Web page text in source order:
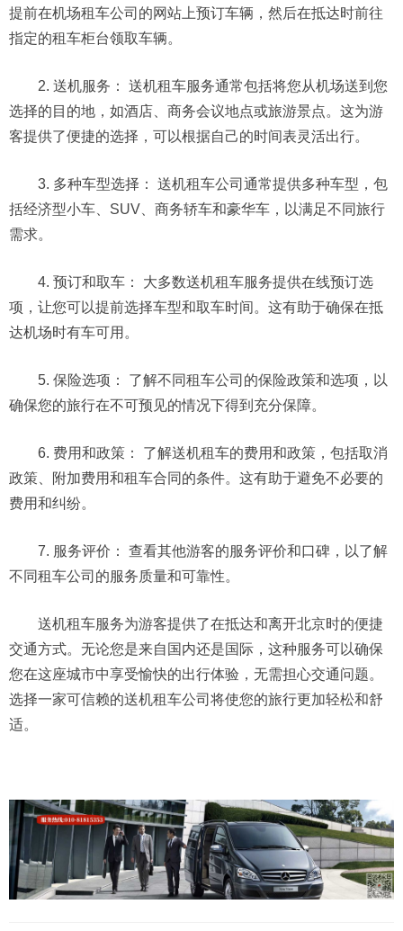
提前在机场租车公司的网站上预订车辆，然后在抵达时前往
指定的租车柜台领取车辆。
2. 送机服务： 送机租车服务通常包括将您从机场送到您
选择的目的地，如酒店、商务会议地点或旅游景点。这为游
客提供了便捷的选择，可以根据自己的时间表灵活出行。
3. 多种车型选择： 送机租车公司通常提供多种车型，包
括经济型小车、SUV、商务轿车和豪华车，以满足不同旅行
需求。
4. 预订和取车： 大多数送机租车服务提供在线预订选
项，让您可以提前选择车型和取车时间。这有助于确保在抵
达机场时有车可用。
5. 保险选项： 了解不同租车公司的保险政策和选项，以
确保您的旅行在不可预见的情况下得到充分保障。
6. 费用和政策： 了解送机租车的费用和政策，包括取消
政策、附加费用和租车合同的条件。这有助于避免不必要的
费用和纠纷。
7. 服务评价： 查看其他游客的服务评价和口碑，以了解
不同租车公司的服务质量和可靠性。
送机租车服务为游客提供了在抵达和离开北京时的便捷
交通方式。无论您是来自国内还是国际，这种服务可以确保
您在这座城市中享受愉快的出行体验，无需担心交通问题。
选择一家可信赖的送机租车公司将使您的旅行更加轻松和舒
适。